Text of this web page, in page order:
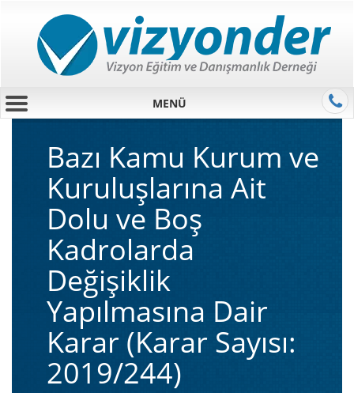
MENÜ
Bazı Kamu Kurum ve
Kuruluşlarına Ait
Dolu ve Boş
Kadrolarda
Değişiklik
Yapılmasına Dair
Karar (Karar Sayısı:
2019/244)